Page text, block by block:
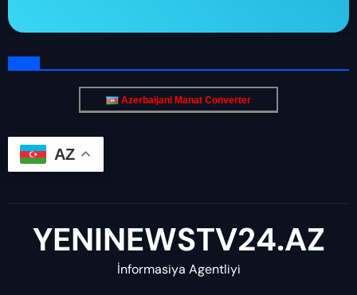
Azerbaijani Manat Converter
AZ
YENINEWSTV24.AZ
İnformasiya Agentliyi